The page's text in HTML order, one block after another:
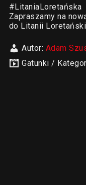
#LitaniaLoretańska
Zapraszamy na
do Litanii
Autor: Adam
Gatunki /